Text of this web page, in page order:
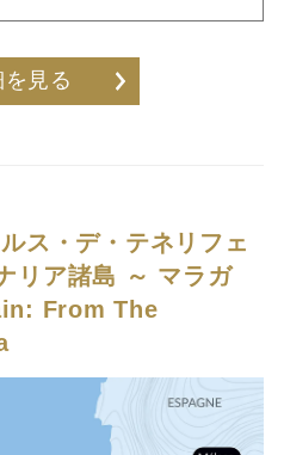
見る
ス・デ・テネリフェ
リア諸島 ～ マラガ
From The